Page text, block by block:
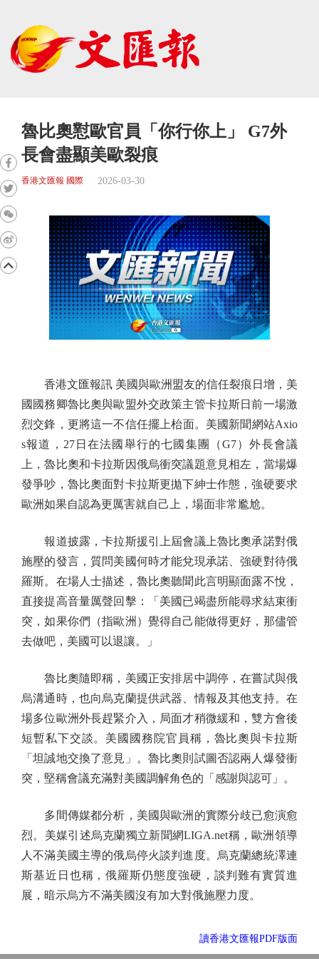
魯比奧懟歐官員「你行你上」 G7外
長會盡顯美歐裂痕
香港文匯報 國際 2026-03-30
香港文匯報訊 美國與歐洲盟友的信任裂痕日增，美
國國務卿魯比奧與歐盟外交政策主管卡拉斯日前一場激
烈交鋒，更將這一不信任擺上枱面。美國新聞網站Axio
s報道，27日在法國舉行的七國集團（G7）外長會議
上，魯比奧和卡拉斯因俄烏衝突議題意見相左，當場爆
發爭吵，魯比奧面對卡拉斯更拋下紳士作態，強硬要求
歐洲如果自認為更厲害就自己上，場面非常尷尬。
報道披露，卡拉斯援引上屆會議上魯比奧承諾對俄
施壓的發言，質問美國何時才能兌現承諾、強硬對待俄
羅斯。在場人士描述，魯比奧聽聞此言明顯面露不悅，
直接提高音量厲聲回擊：「美國已竭盡所能尋求結束衝
突，如果你們（指歐洲）覺得自己能做得更好，那儘管
去做吧，美國可以退讓。」
魯比奧隨即稱，美國正安排居中調停，在嘗試與俄
烏溝通時，也向烏克蘭提供武器、情報及其他支持。在
場多位歐洲外長趕緊介入，局面才稍微緩和，雙方會後
短暫私下交談。美國國務院官員稱，魯比奧與卡拉斯
「坦誠地交換了意見」。魯比奧則試圖否認兩人爆發衝
突，堅稱會議充滿對美國調解角色的「感謝與認可」。
多間傳媒都分析，美國與歐洲的實際分歧已愈演愈
烈。美媒引述烏克蘭獨立新聞網LIGA.net稱，歐洲領導
人不滿美國主導的俄烏停火談判進度。烏克蘭總統澤連
斯基近日也稱，俄羅斯仍態度強硬，談判難有實質進
展，暗示烏方不滿美國沒有加大對俄施壓力度。
讀香港文匯報PDF版面